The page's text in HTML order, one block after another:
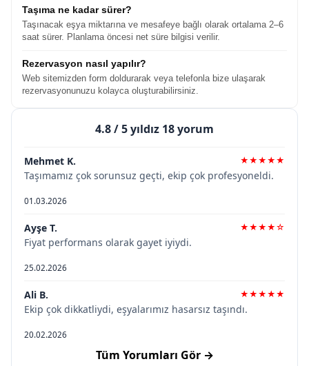
Taşıma ne kadar sürer?
Taşınacak eşya miktarına ve mesafeye bağlı olarak ortalama 2–6
saat sürer. Planlama öncesi net süre bilgisi verilir.
Rezervasyon nasıl yapılır?
Web sitemizden form doldurarak veya telefonla bize ulaşarak
rezervasyonunuzu kolayca oluşturabilirsiniz.
4.8/ 5 yıldız 18 yorum
Mehmet K. ★★★★★
Taşımamız çok sorunsuz geçti, ekip çok profesyoneldi.
01.03.2026
Ayşe T. ★★★★☆
Fiyat performans olarak gayet iyiydi.
25.02.2026
Ali B. ★★★★★
Ekip çok dikkatliydi, eşyalarımız hasarsız taşındı.
20.02.2026
Tüm Yorumları Gör →